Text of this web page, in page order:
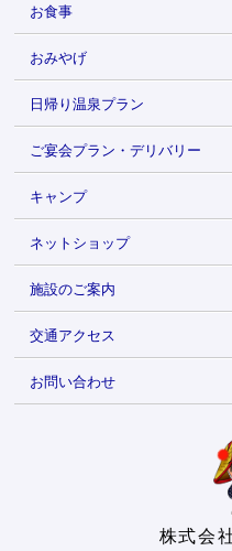
お食事
おみやげ
日帰り温泉プラン
ご宴会プラン・デリバリー
キャンプ
ネットショップ
施設のご案内
交通アクセス
お問い合わせ
株式会